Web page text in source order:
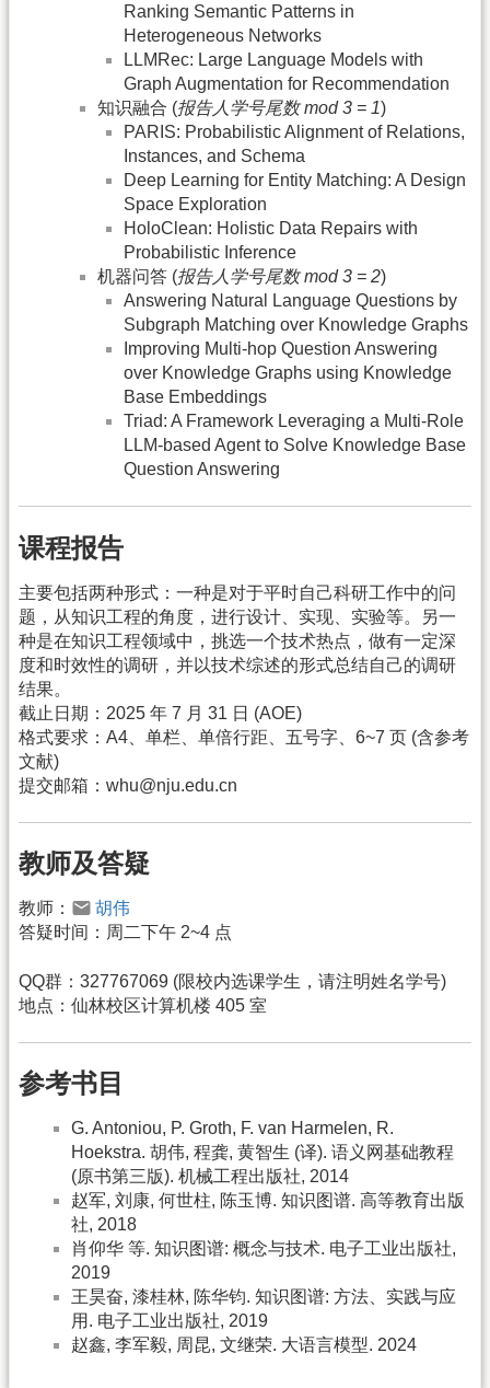
Ranking Semantic Patterns in
Heterogeneous Networks
LLMRec: Large Language Models with
Graph Augmentation for Recommendation
知识融合 (报告人学号尾数 mod 3 = 1)
PARIS: Probabilistic Alignment of Relations,
Instances, and Schema
Deep Learning for Entity Matching: A Design
Space Exploration
HoloClean: Holistic Data Repairs with
Probabilistic Inference
机器问答 (报告人学号尾数 mod 3 = 2)
Answering Natural Language Questions by
Subgraph Matching over Knowledge Graphs
Improving Multi-hop Question Answering
over Knowledge Graphs using Knowledge
Base Embeddings
Triad: A Framework Leveraging a Multi-Role
LLM-based Agent to Solve Knowledge Base
Question Answering
课程报告
主要包括两种形式：一种是对于平时自己科研工作中的问
题，从知识工程的角度，进行设计、实现、实验等。另一
种是在知识工程领域中，挑选一个技术热点，做有一定深
度和时效性的调研，并以技术综述的形式总结自己的调研
结果。
截止日期：2025 年 7 月 31 日 (AOE)
格式要求：A4、单栏、单倍行距、五号字、6~7 页 (含参考
文献)
提交邮箱：whu@nju.edu.cn
教师及答疑
教师：
胡伟
答疑时间：周二下午 2~4 点
QQ群：327767069 (限校内选课学生，请注明姓名学号)
地点：仙林校区计算机楼 405 室
参考书目
G. Antoniou, P. Groth, F. van Harmelen, R.
Hoekstra. 胡伟, 程龚, 黄智生 (译). 语义网基础教程
(原书第三版). 机械工程出版社, 2014
赵军, 刘康, 何世柱, 陈玉博. 知识图谱. 高等教育出版
社, 2018
肖仰华 等. 知识图谱: 概念与技术. 电子工业出版社,
2019
王昊奋, 漆桂林, 陈华钧. 知识图谱: 方法、实践与应
用. 电子工业出版社, 2019
赵鑫, 李军毅, 周昆, 文继荣. 大语言模型. 2024